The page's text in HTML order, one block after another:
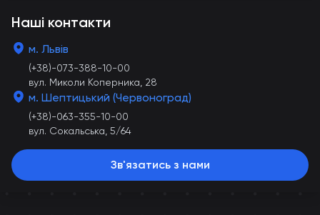
Наші контакти
м. Львів
(+38)-073-388-10-00
вул. Миколи Коперника, 28
м. Шептицький (Червоноград)
(+38)-063-355-10-00
вул. Сокальська, 5/64
Зв'язатись з нами